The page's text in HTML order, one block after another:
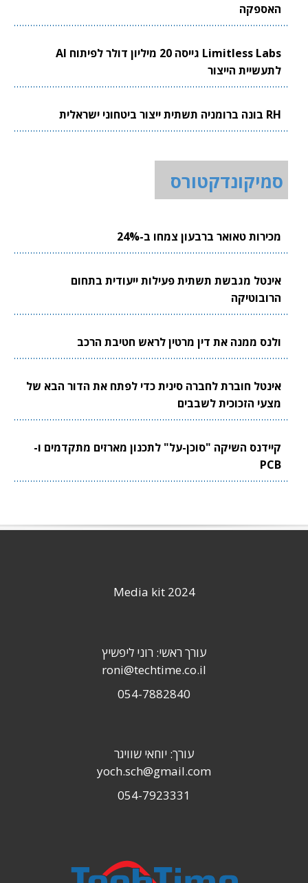
האספקה
Limitless Labs גייסה 20 מיליון דולר לפיתוח AI
לתעשיית הייצור
RH בונה ברומניה תשתית ייצור ביטחוני ישראלית
סמיקונדקטורס
מכירות טאואר ברבעון צמחו ב-24%
אינטל מגבשת תשתית פעילות ייעודית בתחום
הרובוטיקה
ולנס ממנה את דין מרטין לראש חטיבת הרכב
אינטל חוברת לחברה סינית כדי לפתח את הדור הבא של
מצעי הזכוכית לשבבים
קיידנס השיקה "סוכן-על" לתכנון מארזים מתקדמים ו-
PCB
Media kit 2024
עורך ראשי: רוני ליפשיץ
roni@techtime.co.il
054-7882840
עורך: יוחאי שוויגר
yoch.sch@gmail.com
054-7923331